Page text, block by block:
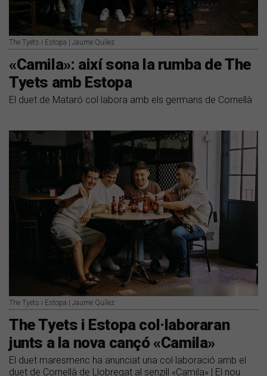
The Tyets i Estopa | Jaume Quílez
«Camila»: així sona la rumba de The
Tyets amb Estopa
El duet de Mataró col·labora amb els germans de Cornellà
The Tyets i Estopa | Jaume Quílez
The Tyets i Estopa col·laboraran
junts a la nova cançó «Camila»
El duet maresmenc ha anunciat una col·laboració amb el
duet de Cornellà de Llobregat al senzill «Camila» | El nou